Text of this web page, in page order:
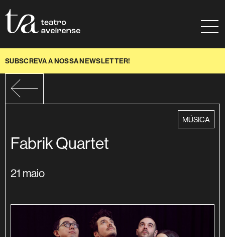
SUBSCREVA A NOSSA NEWSLETTER!
categoria
MÚSICA
Fabrik Quartet
21 maio